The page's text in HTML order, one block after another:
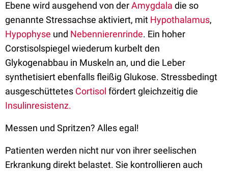
Ebene wird ausgehend von derAmygdala die so
genannte Stressachse aktiviert, mit Hypothalamus,
Hypophyse und Nebennierenrinde. Ein hoher
Corstisolspiegel wiederum kurbelt den
Glykogenabbau in Muskeln an, und die Leber
synthetisiert ebenfalls fleißig Glukose. Stressbedingt
ausgeschüttetes Cortisol fördert gleichzeitig die
Insulinresistenz.
Messen und Spritzen? Alles egal!
Patienten werden nicht nur von ihrer seelischen
Erkrankung direkt belastet. Sie kontrollieren auch